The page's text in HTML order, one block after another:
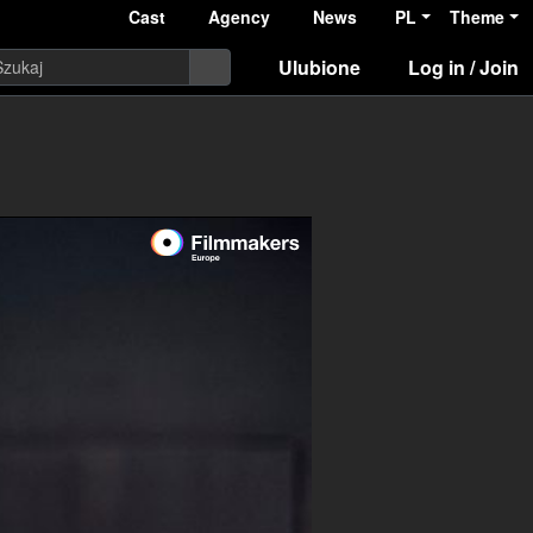
Cast Agency News PL Theme
Ulubione Log in / Join